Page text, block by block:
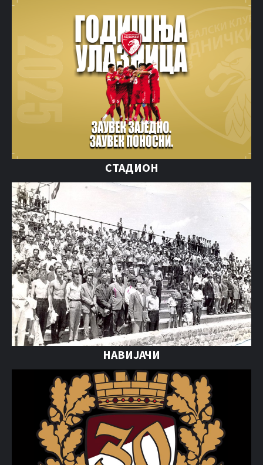
СТАДИОН
НАВИЈАЧИ